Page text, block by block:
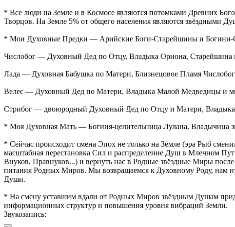
* Все люди на Земле и в Космосе являются потомками Древних
Творцов. На Земле 5% от общего населения являются звёздными
* Мои Духовные Предки — Арийские Боги-Старейшины и
Числобог — Духовный Дед по Отцу, Владыка Ориона,
Лада — Духовная Бабушка по Матери, Близнецовое Пламя
Велес — Духовный Дед по Матери, Владыка Малой Медведицы и
Стрибог — двоюродный Духовный Дед по Отцу и Матери,
* Моя Духовная Мать — Богиня-целительница Лулана, Владычица
* Сейчас происходит смена Эпох не только на Земле (эра Рыб
масштабная перестановка Сил и распределение Душ в Млечном
Внуков, Правнуков...) и вернуть нас в Родные звёздные Миры после
питания Родных Миров. Мы возвращаемся к Духовному Роду, нам
Души.
* На смену уставшим вдали от Родных Миров звёздным Душам
информационных структур и повышения уровня вибраций Земли.
Звукозапись: